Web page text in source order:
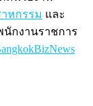
หกรรม และ
นักงานราชการ